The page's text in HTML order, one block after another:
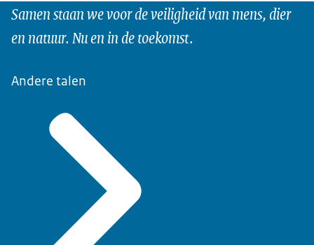
Samen staan we voor de veiligheid van mens, dier
en natuur. Nu en in de toekomst.
Andere talen